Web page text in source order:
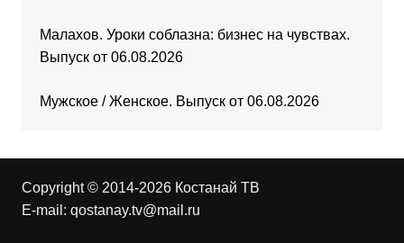
Малахов. Уроки соблазна: бизнес на чувствах.
Выпуск от 06.08.2026
Мужское / Женское. Выпуск от 06.08.2026
Copyright © 2014-2026 Костанай ТВ
E-mail: qostanay.tv@mail.ru